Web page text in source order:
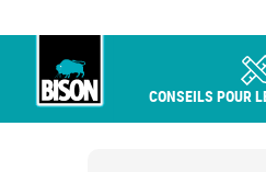
CONSEILS POUR